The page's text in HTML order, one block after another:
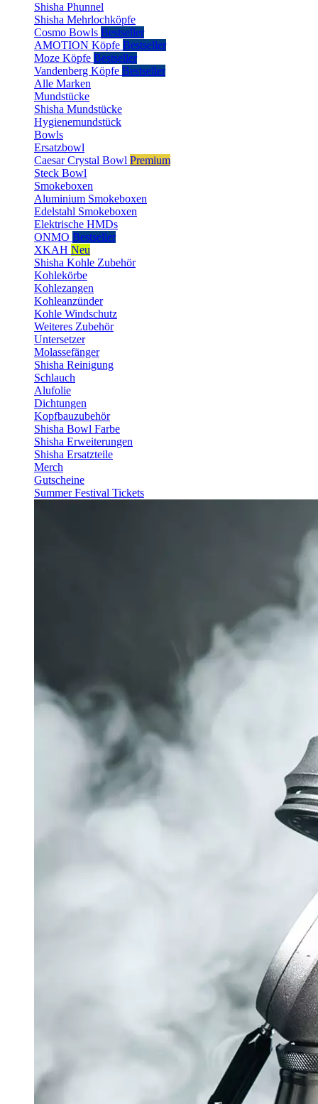
Shisha Phunnel
Shisha Mehrlochköpfe
Cosmo Bowls Bestseller
AMOTION Köpfe Bestseller
Moze Köpfe Bestseller
Vandenberg Köpfe Bestseller
Alle Marken
Mundstücke
Shisha Mundstücke
Hygienemundstück
Bowls
Ersatzbowl
Caesar Crystal Bowl Premium
Steck Bowl
Smokeboxen
Aluminium Smokeboxen
Edelstahl Smokeboxen
Elektrische HMDs
ONMO Bestseller
XKAH Neu
Shisha Kohle Zubehör
Kohlekörbe
Kohlezangen
Kohleanzünder
Kohle Windschutz
Weiteres Zubehör
Untersetzer
Molassefänger
Shisha Reinigung
Schlauch
Alufolie
Dichtungen
Kopfbauzubehör
Shisha Bowl Farbe
Shisha Erweiterungen
Shisha Ersatzteile
Merch
Gutscheine
Summer Festival Tickets